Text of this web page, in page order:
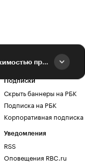
«Без профессионального юриста сделку с недвижимостью проводить нельзя»
Подписки
Скрыть баннеры на РБК
Подписка на РБК
Корпоративная подписка
Уведомления
RSS
Оповещения RBC.ru